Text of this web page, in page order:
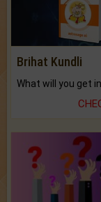
Brihat Kundli